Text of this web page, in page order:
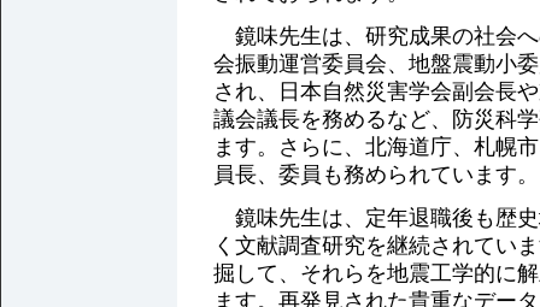
鏡味先生は、研究成果の社会
会振動運営委員会、地盤震動小
され、日本自然災害学会副会長
議会議長を務めるなど、防災科
ます。さらに、北海道庁、札幌
員長、委員も務められています。
鏡味先生は、定年退職後も歴
く文献調査研究を継続されてい
掘して、それらを地震工学的に
ます。再発見された貴重なデー